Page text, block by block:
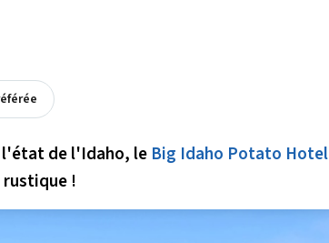
l'état de l'Idaho, le Big Idaho Potato Hotel
!